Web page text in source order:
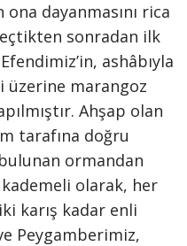
dayanmasını rica
sonradan ilk
ashâbıyla
üzerine marangoz
Ahşap olan
tarafına doğru
ormandan
kademeli olarak, her
karış kadar enli
Peygamberimiz,